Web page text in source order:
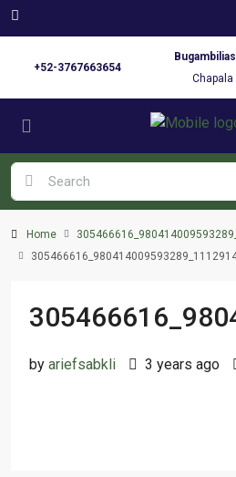
+52-3767663654
Chapala
Home
by ariefsabkli 3 years ago